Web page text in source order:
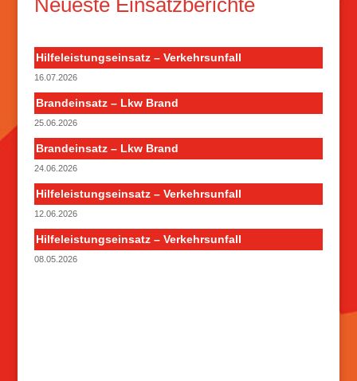
Neueste Einsatzberichte
Hilfeleistungseinsatz – Verkehrsunfall
16.07.2026
Brandeinsatz – Lkw Brand
25.06.2026
Brandeinsatz – Lkw Brand
24.06.2026
Hilfeleistungseinsatz – Verkehrsunfall
12.06.2026
Hilfeleistungseinsatz – Verkehrsunfall
08.05.2026